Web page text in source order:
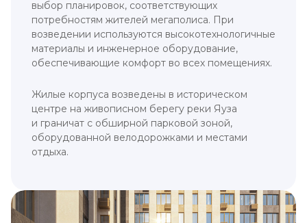
выбор планировок, соответствующих
потребностям жителей мегаполиса. При
возведении используются высокотехнологичные
материалы и инженерное оборудование,
обеспечивающие комфорт во всех помещениях.
Жилые корпуса возведены в историческом
центре на живописном берегу реки Яуза
и граничат с обширной парковой зоной,
оборудованной велодорожками и местами
отдыха.